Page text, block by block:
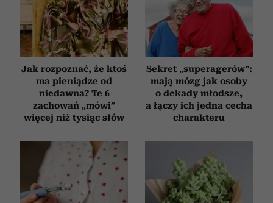
Jak rozpoznać, że ktoś
ma pieniądze od
niedawna? Te 6
zachowań „mówi”
więcej niż tysiąc słów
Sekret „superagerów”:
mają mózg jak osoby
o dekady młodsze,
a łączy ich jedna cecha
charakteru